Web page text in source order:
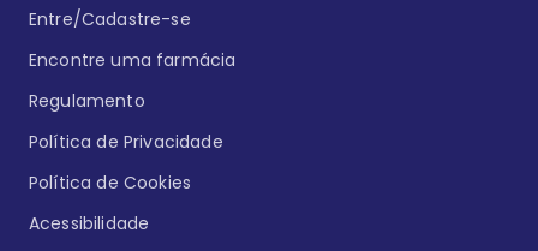
Entre/Cadastre-se
Encontre uma farmácia
Regulamento
Política de Privacidade
Política de Cookies
Acessibilidade